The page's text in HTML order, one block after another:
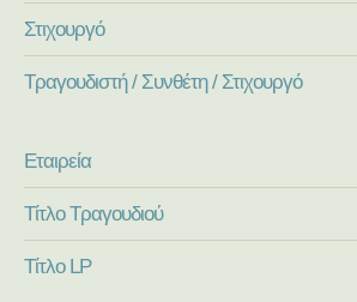
Στιχουργό
Τραγουδιστή / Συνθέτη / Στιχουργό
Εταιρεία
Τίτλο Τραγουδιού
Τίτλο LP